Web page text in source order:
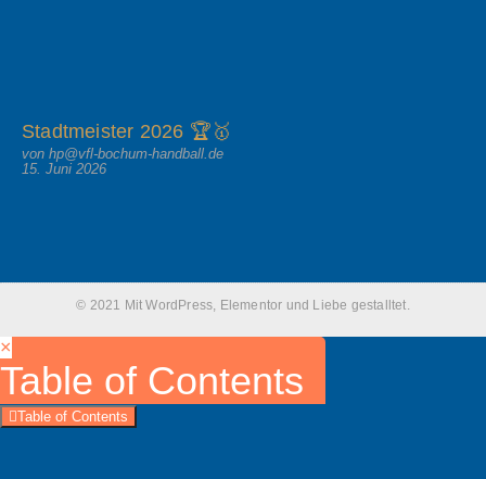
Stadtmeister 2026 🏆🥇
von hp@vfl-bochum-handball.de
15. Juni 2026
© 2021 Mit WordPress, Elementor und Liebe gestalltet.
×
Table of Contents
Table of Contents